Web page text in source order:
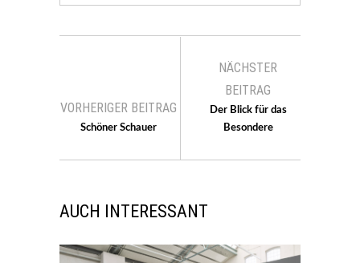
VORHERIGER BEITRAG
Schöner Schauer
NÄCHSTER
BEITRAG
Der Blick für das
Besondere
AUCH INTERESSANT